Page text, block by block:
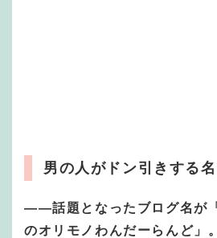
男の人がドン引きする
――話題となったブログ名が
のオリモノわんだーらんど」